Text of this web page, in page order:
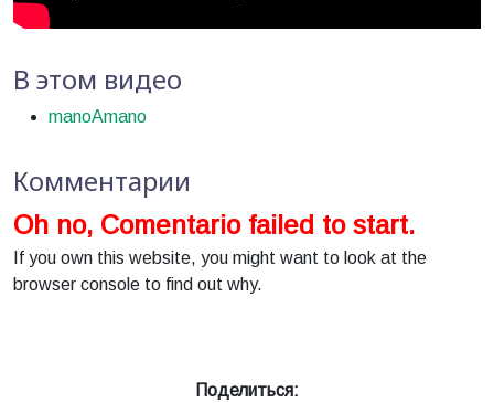
В этом видео
manoAmano
Комментарии
Oh no, Comentario failed to start.
If you own this website, you might want to look at the
browser console to find out why.
Поделиться: